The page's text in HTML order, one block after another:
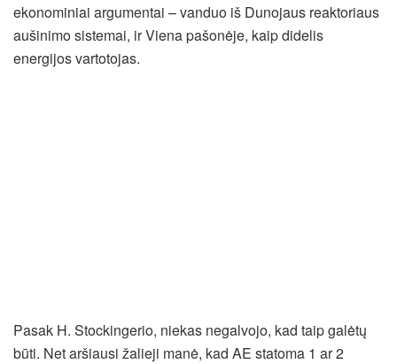
ekonominiai argumentai – vanduo iš Dunojaus reaktoriaus
aušinimo sistemai, ir Viena pašonėje, kaip didelis
energijos vartotojas.
Pasak H. Stockingerio, niekas negalvojo, kad taip galėtų
būti. Net aršiausi žalieji manė, kad AE statoma 1 ar 2